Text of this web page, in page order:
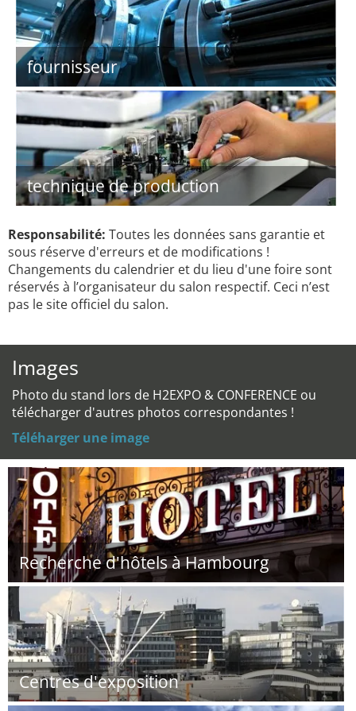
fournisseur
technique de production
Responsabilité: Toutes les données sans garantie et
sous réserve d'erreurs et de modifications !
Changements du calendrier et du lieu d'une foire sont
réservés à l’organisateur du salon respectif. Ceci n’est
pas le site officiel du salon.
Images
Photo du stand lors de H2EXPO & CONFERENCE ou
télécharger d'autres photos correspondantes !
Téléharger une image
Recherche d'hôtels à Hambourg
Centres d'exposition